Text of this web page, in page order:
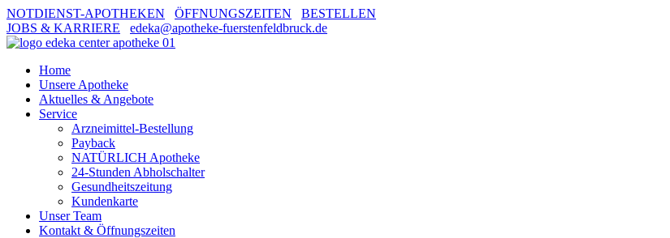
NOTDIENST-APOTHEKEN ÖFFNUNGSZEITEN
BESTELLEN
JOBS & KARRIERE
edeka@apotheke-fuerstenfeldbruck.de
Home
Unsere Apotheke
Aktuelles & Angebote
Service
Arzneimittel-Bestellung
Payback
NATÜRLICH Apotheke
24-Stunden Abholschalter
Gesundheitszeitung
Kundenkarte
Unser Team
Kontakt & Öffnungszeiten